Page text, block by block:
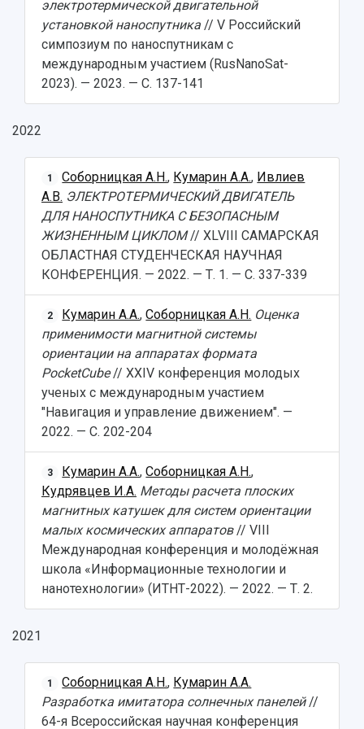
Кампус
3D-тур по университету
Музеи
Учебный аэродром
Центр истории авиационных двигателей
Ботанический сад
Умный дом бабочек
Сведения об образовательной организации
Официальные документы
Патенты
Публикации и издания
Отчеты о проведенных конференциях
электротермической двигательной
установкой наноспутника // V Российский
симпозиум по наноспутникам с
международным участием (RusNanoSat-
2023). — 2023. — С. 137-141
2022
1 Соборницкая А.Н., Кумарин А.А., Ивлиев
А.В. ЭЛЕКТРОТЕРМИЧЕСКИЙ ДВИГАТЕЛЬ
ДЛЯ НАНОСПУТНИКА С БЕЗОПАСНЫМ
ЖИЗНЕННЫМ ЦИКЛОМ// XLVIII САМАРСКАЯ
ОБЛАСТНАЯ СТУДЕНЧЕСКАЯ НАУЧНАЯ
КОНФЕРЕНЦИЯ. — 2022. — Т. 1. — С. 337-339
2 Кумарин А.А.,Соборницкая А.Н. Оценка
применимости магнитной системы
ориентации на аппаратах формата
PocketCube// ХXIV конференция молодых
ученых с международным участием
"Навигация и управление движением". —
2022. — С. 202-204
3 Кумарин А.А.,Соборницкая А.Н.,
Кудрявцев И.А. Методы расчета плоских
магнитных катушек для систем ориентации
малых космических аппаратов// VIII
Международная конференция и молодёжная
школа «Информационные технологии и
нанотехнологии» (ИТНТ-2022). — 2022. — Т. 2.
2021
1 Соборницкая А.Н., Кумарин А.А.
Разработка имитатора солнечных панелей//
64-я Всероссийская научная конференция